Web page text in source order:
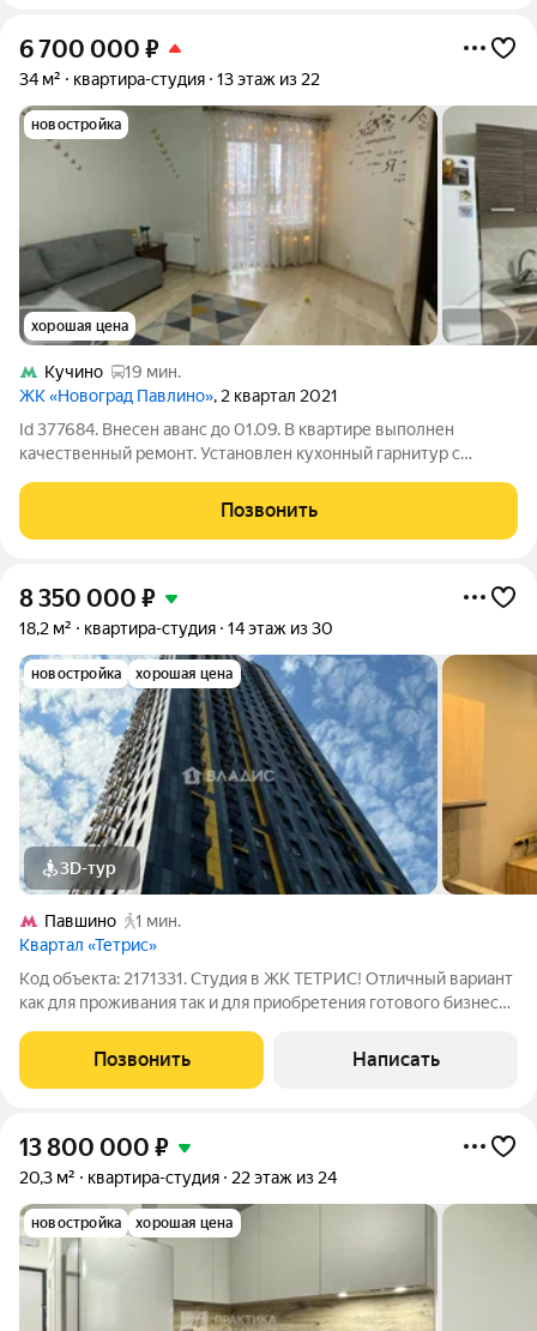
6 700 000 ₽
34 м² квартира-студия 13 этаж из 22
новостройка
хорошая цена
Кучино
19 мин.
ЖК «Новоград Павлино», 2 квартал 2021
Id 377684. Внесен аванс до 01.09. В квартире выполнен
качественный ремонт. Установлен кухонный гарнитур с
техникой. Современные детская и спортивная площадки,
огороженная площадка для игры в
Позвонить
8 350 000 ₽
18,2 м² квартира-студия 14 этаж из 30
новостройка хорошая цена
3D-тур
Павшино
1 мин.
Квартал «Тетрис»
Код объекта: 2171331. Студия в ЖК ТЕТРИС! Отличный вариант
как для проживания так и для приобретения готового бизнеса!
инфраструктура. В студии сделан свежий ремонт. Подземный
паркинг. Быстрый выход на
Позвонить Написать
13 800 000 ₽
20,3 м² квартира-студия 22 этаж из 24
новостройка хорошая цена